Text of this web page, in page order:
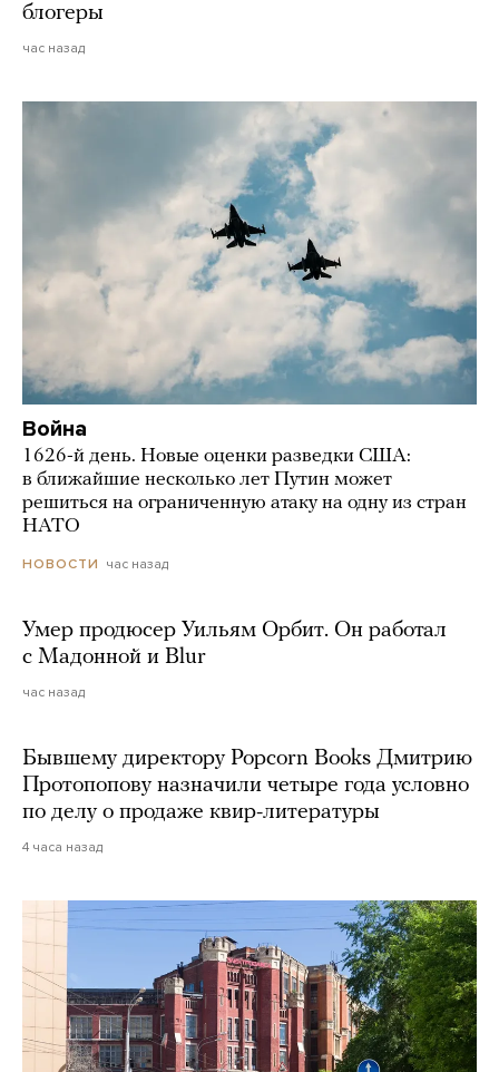
блогеры
час назад
Война
1626-й день. Новые оценки разведки США:
в ближайшие несколько лет Путин может
решиться на ограниченную атаку на одну из стран
НАТО
НОВОСТИ час назад
Умер продюсер Уильям Орбит. Он работал
с Мадонной и Blur
час назад
Бывшему директору Popcorn Books Дмитрию
Протопопову назначили четыре года условно
по делу о продаже квир-литературы
4 часа назад